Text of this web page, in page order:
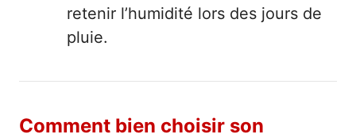
retenir l’humidité lors des jours de
pluie.
Comment bien choisir son